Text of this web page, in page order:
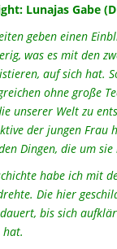
Lunajas Gabe
geben einen
was es mit den
auf sich hat.
ohne große
unserer Welt zu
der jungen
Dingen, die um
habe ich mit
Die hier
bis sich